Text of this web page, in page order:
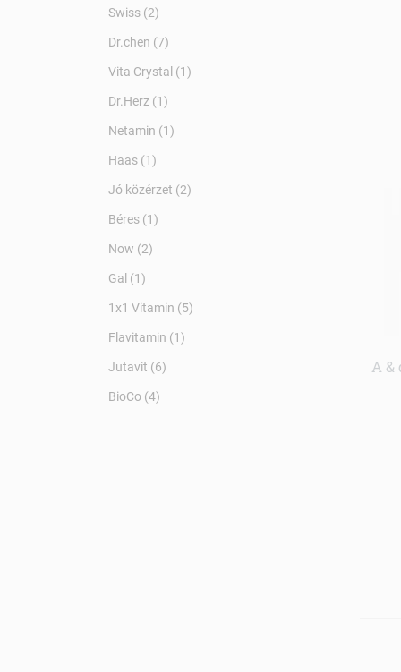
Swiss (2)
Dr.chen (7)
Vita Crystal (1)
Dr.Herz (1)
Netamin (1)
Haas (1)
Jó közérzet (2)
Béres (1)
Now (2)
Gal (1)
1x1 Vitamin (5)
Flavitamin (1)
Jutavit (6)
BioCo (4)
A &